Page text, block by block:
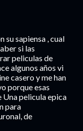
su sapiensa , cual
si las
peliculas de
algunos años vi
casero y me han
porque esas
Una pelicula epica
para
de